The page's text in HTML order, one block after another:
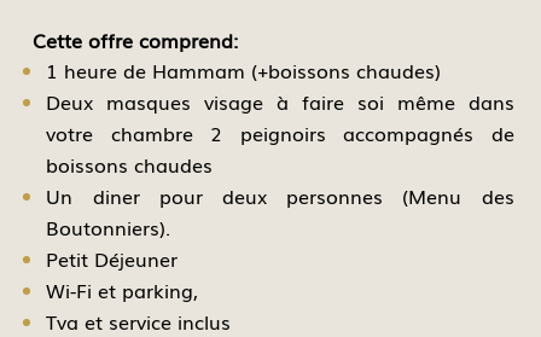
Cette offre comprend:
1 heure de Hammam (+boissons chaudes)
Deux masques visage à faire soi même dans
votre chambre 2 peignoirs accompagnés de
boissons chaudes
Un diner pour deux personnes (Menu des
Boutonniers).
Petit Déjeuner
Wi-Fi et parking,
Tva et service inclus